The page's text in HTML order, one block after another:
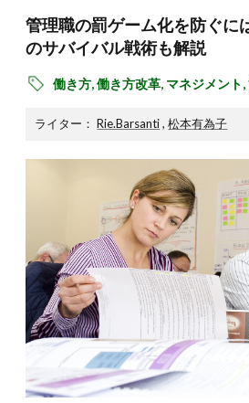
管理職の罰ゲーム化を防ぐに
のサバイバル戦術も解説
働き方,働き方改革, マネジメント,
ライター：Rie.Barsanti,松本有為子